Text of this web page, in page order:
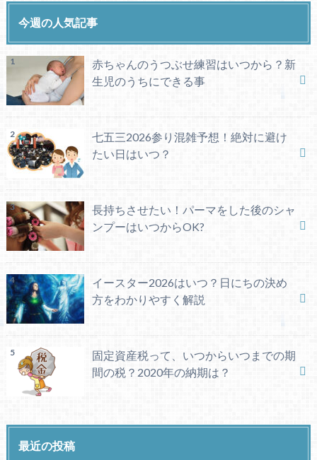
今週の人気記事
赤ちゃんのうつぶせ練習はいつから？新
生児のうちにできる事
七五三2026参り混雑予想！絶対に避け
たい日はいつ？
長持ちさせたい！パーマをした後のシャ
ンプーはいつからOK?
イースター2026はいつ？日にちの決め
方をわかりやすく解説
固定資産税って、いつからいつまでの期
間の税？2020年の納期は？
最近の投稿